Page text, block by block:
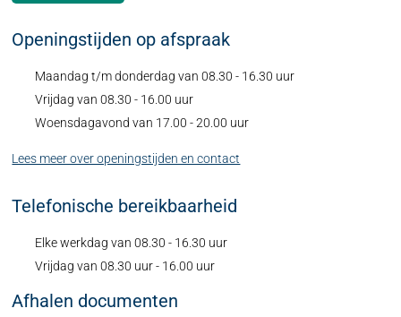
Openingstijden op afspraak
Maandag t/m donderdag van 08.30 - 16.30 uur
Vrijdag van 08.30 - 16.00 uur
Woensdagavond van 17.00 - 20.00 uur
Lees meer over openingstijden en contact
Telefonische bereikbaarheid
Elke werkdag van 08.30 - 16.30 uur
Vrijdag van 08.30 uur - 16.00 uur
Afhalen documenten